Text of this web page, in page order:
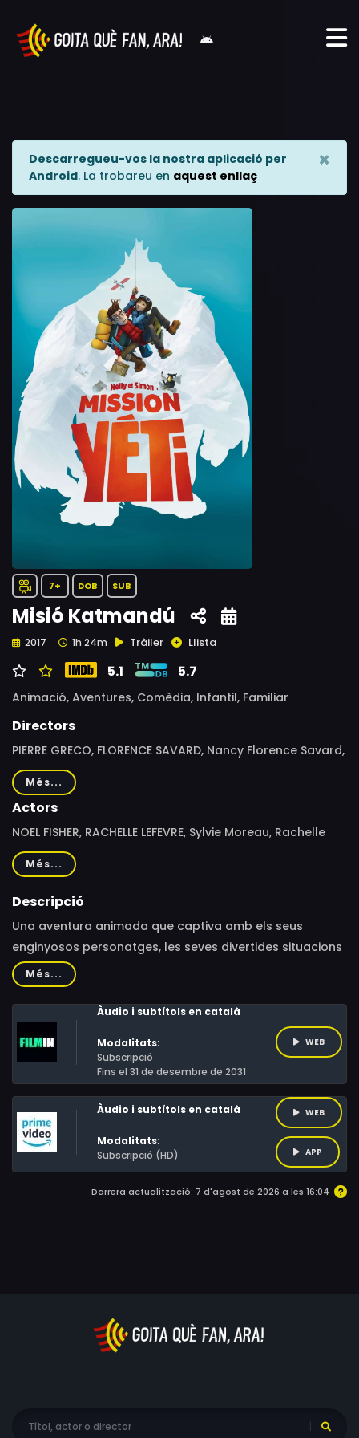
Descarregueu-vos la nostra aplicació per
Android. La trobareu en aquest enllaç
×
7+ DOB SUB
Misió Katmandú
2017 1h 24m Tràiler Llista
5.1 5.7
Animació, Aventures, Comèdia, Infantil, Familiar
Directors
PIERRE GRECO, FLORENCE SAVARD, Nancy Florence Savard,
Pierre Greco
Més...
Actors
NOEL FISHER, RACHELLE LEFEVRE, Sylvie Moreau, Rachelle
Lefevre, Guillaume Lemay-Thivierge, Noel Fisher, Rachid
Badouri, Colm Feore, Alexandrine Warren, Stéphane
Crête, Edgar Fruitier, Martin Boily, Lise Castonguay,
Sébastien Benoit, Bertrand Alain, Simon-Pierre Gariépy
Més...
Descripció
Una aventura animada que captiva amb els seus
enginyosos personatges, les seves divertides situacions
i la seva mirada a la preservació de les espècies en
extinció.La història segueix a una detectiva principiant i
un investigador científic que busquen confirmar
l'existència del Monstre de les Neus. Per a trobar a
aquesta criatura llegendària, s'enfronten als perills
d'una aventura a l'Himàlaia.
Més...
Àudio i subtítols en català
Modalitats:
Subscripció
Fins el 31 de desembre de 2031
WEB
Àudio i subtítols en català
Modalitats:
Subscripció (HD)
WEB
APP
Darrera actualització: 7 d'agost de 2026 a les 16:04